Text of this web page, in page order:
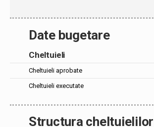
Date bugetare
Cheltuieli
Cheltuieli aprobate
Cheltuieli executate
Structura cheltuielilor